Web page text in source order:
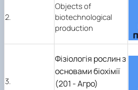
2.
Objects of
biotechnological
production
3.
Фізіологія рослин з
основами біохімії
(201 - Агро)